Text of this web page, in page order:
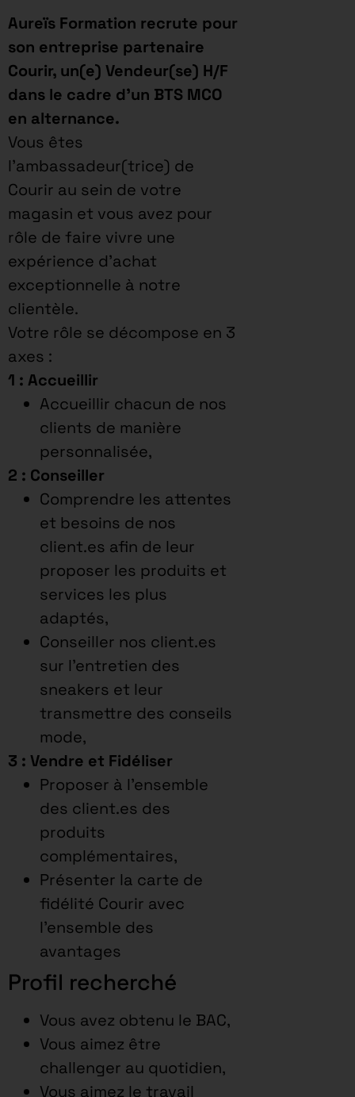
Aureïs Formation recrute pour
son entreprise partenaire
Courir, un(e) Vendeur(se) H/F
dans le cadre d’un BTS MCO
en alternance.
Vous êtes
l’ambassadeur(trice) de
Courir au sein de votre
magasin et vous avez pour
rôle de faire vivre une
expérience d’achat
exceptionnelle à notre
clientèle.
Votre rôle se décompose en 3
axes :
1 : Accueillir
Accueillir chacun de nos
clients de manière
personnalisée,
2 : Conseiller
Comprendre les attentes
et besoins de nos
client.es afin de leur
proposer les produits et
services les plus
adaptés,
Conseiller nos client.es
sur l’entretien des
sneakers et leur
transmettre des conseils
mode,
3 : Vendre et Fidéliser
Proposer à l’ensemble
des client.es des
produits
complémentaires,
Présenter la carte de
fidélité Courir avec
l’ensemble des
avantages
Profil recherché
Vous avez obtenu le BAC,
Vous aimez être
challenger au quotidien,
Vous aimez le travail